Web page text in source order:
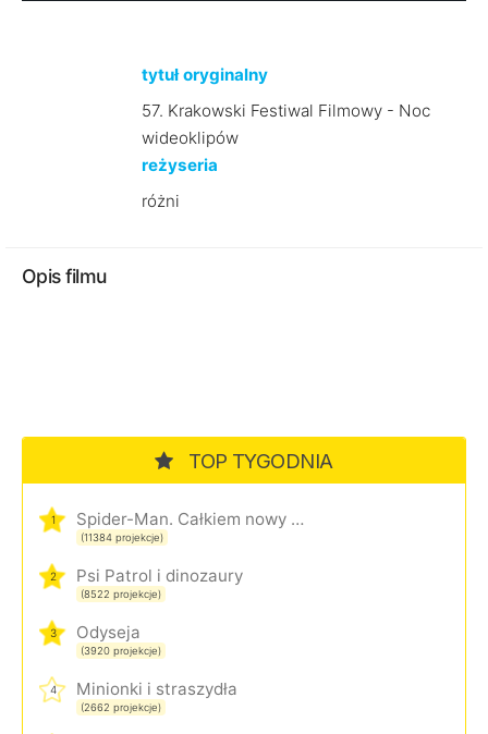
tytuł oryginalny
57. Krakowski Festiwal Filmowy - Noc
wideoklipów
reżyseria
różni
Opis filmu
TOP TYGODNIA
1 Spider-Man. Całkiem nowy dzień
(11384 projekcje)
2 Psi Patrol i dinozaury
(8522 projekcje)
3 Odyseja
(3920 projekcje)
4 Minionki i straszydła
(2662 projekcje)